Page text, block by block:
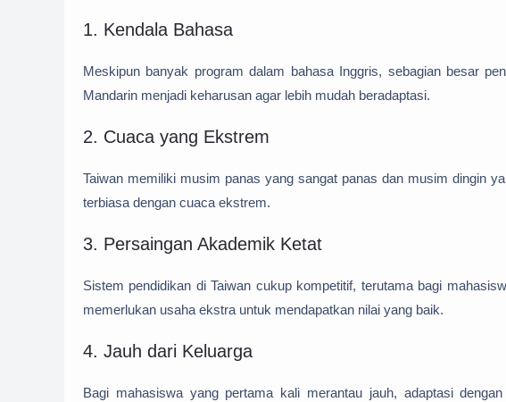
1. Kendala Bahasa
Meskipun banyak program dalam bahasa Inggris, sebagian besar
Mandarin menjadi keharusan agar lebih mudah beradaptasi.
2. Cuaca yang Ekstrem
Taiwan memiliki musim panas yang sangat panas dan musim dingin
terbiasa dengan cuaca ekstrem.
3. Persaingan Akademik Ketat
Sistem pendidikan di Taiwan cukup kompetitif, terutama bagi
memerlukan usaha ekstra untuk mendapatkan nilai yang baik.
4. Jauh dari Keluarga
Bagi mahasiswa yang pertama kali merantau jauh, adaptasi